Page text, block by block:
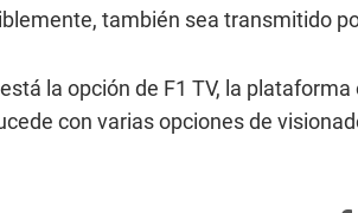
también sea transmitido
la opción de F1 TV, la
con varias opciones de